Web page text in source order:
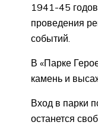
1941-45
проведения
событий.
В «Парке
камень и
Вход в парки
останется